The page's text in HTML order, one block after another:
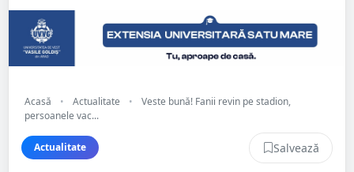
Acasă • Actualitate •
Veste bună! Fanii revin pe stadion,
persoanele vac...
Actualitate Salvează